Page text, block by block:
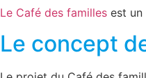
Le Café des familles est
Le concept